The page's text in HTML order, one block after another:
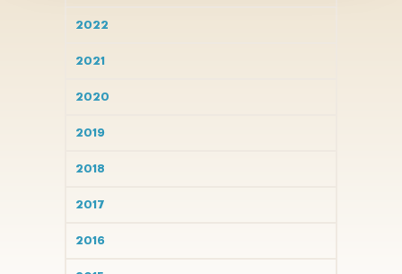
2022
2021
2020
2019
2018
2017
2016